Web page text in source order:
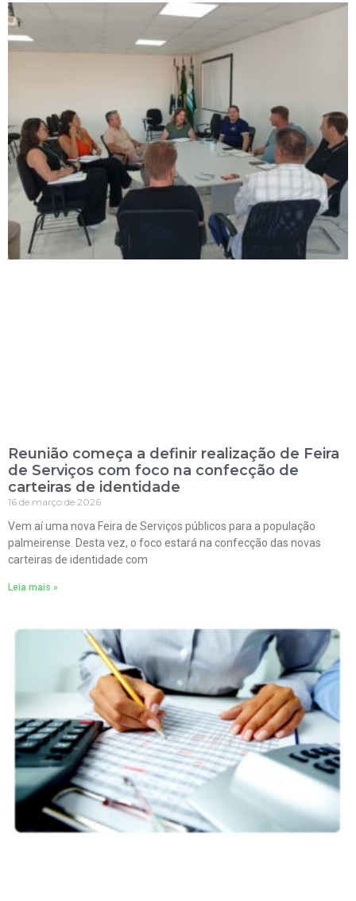
Reunião começa a definir realização de Feira
de Serviços com foco na confecção de
carteiras de identidade
16 de março de 2026
Vem aí uma nova Feira de Serviços públicos para a população
palmeirense. Desta vez, o foco estará na confecção das novas
carteiras de identidade com
Leia mais »